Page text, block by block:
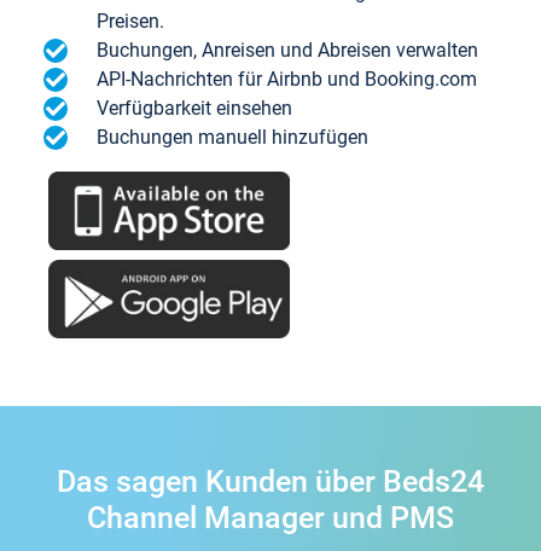
Preisen.
Buchungen, Anreisen und Abreisen verwalten
API-Nachrichten für Airbnb und Booking.com
Verfügbarkeit einsehen
Buchungen manuell hinzufügen
Das sagen Kunden über Beds24
Channel Manager und PMS